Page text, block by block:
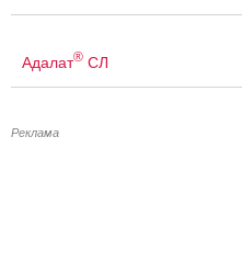
Адалат® СЛ
Реклама